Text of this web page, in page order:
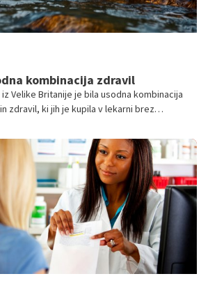
kombinacija zdravil
Velike Britanije je bila usodna kombinacija
zdravil, ki jih je kupila v lekarni brez